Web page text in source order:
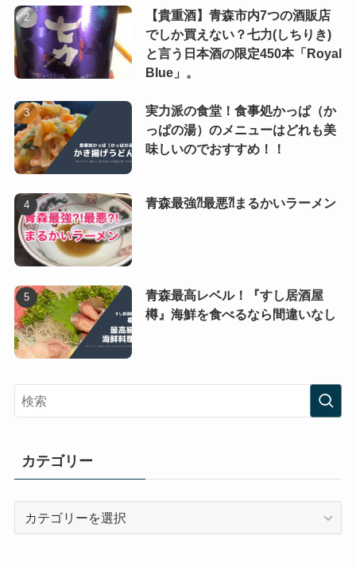
【貴重酒】青森市内7つの酒販店
でしか買えない？七力(しちりき)
と言う日本酒の限定450本「Royal
Blue」。
実力派の食堂！食事処かっぱ（か
っぱの湯）のメニューはどれも美
味しいのでおすすめ！！
青森最強⁈最悪⁈まるかいラーメン
青森最高レベル！『すし居酒屋
樽』海鮮を食べるなら間違いなし
カテゴリー